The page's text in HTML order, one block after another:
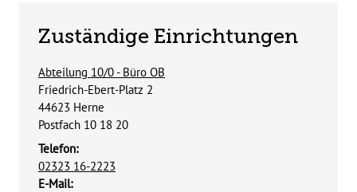
Zuständige Einrichtungen
Abteilung 10/0 - Büro OB
Straße:
Friedrich-Ebert-Platz Hausnummer:
2
PLZ:
44623 Ort:
Herne
Postfach 10 18 20
Telefon:
02323 16-2223
E-Mail: